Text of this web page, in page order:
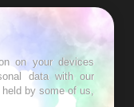
on your devices
data with our
by some of us,